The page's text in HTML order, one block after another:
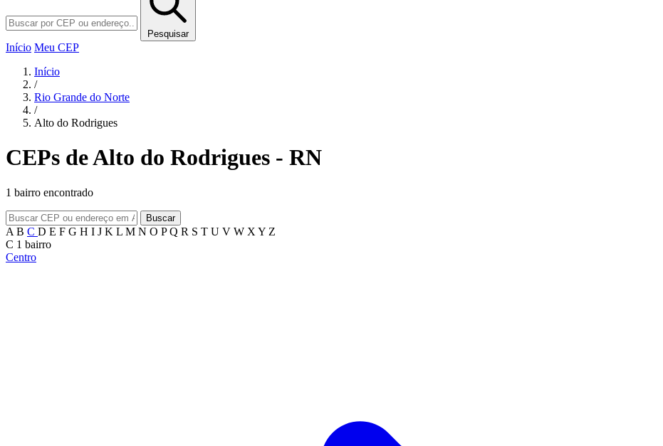
Pesquisar
Início Meu CEP
Início
/
Rio Grande do Norte
/
Alto do Rodrigues
CEPs de Alto do Rodrigues - RN
1 bairro encontrado
Buscar
A B C D E F G H I J K L M N O PQ R S T U V W X Y Z
C 1 bairro
Centro